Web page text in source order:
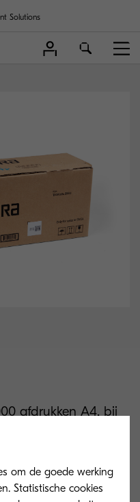
Solutions
afdrukken A4, bij
die standaard bij
om de goede werking
Statistische cookies